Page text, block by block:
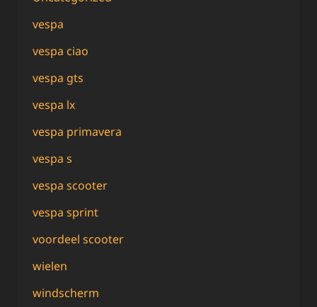
vespa
vespa ciao
vespa gts
vespa lx
vespa primavera
vespa s
vespa scooter
vespa sprint
voordeel scooter
wielen
windscherm